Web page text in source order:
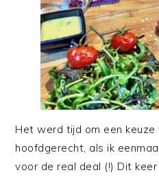
Het werd tijd om een
hoofdgerecht, als ik
voor de real deal (!) Dit